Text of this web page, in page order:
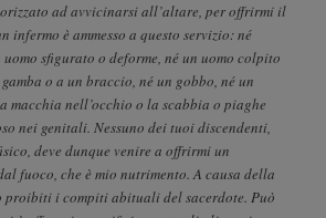
ad avvicinarsi all’altare, per offrirmi il
infermo è ammesso a questo servizio: né
uomo sfigurato o deforme, né un uomo colpito
o a un braccio, né un gobbo, né un
macchia nell’occhio o la scabbia o piaghe
nei genitali. Nessuno dei tuoi discendenti,
deve dunque venire a offrirmi un
fuoco, che è mio nutrimento. A causa della
proibiti i compiti abituali del sacerdote. Può